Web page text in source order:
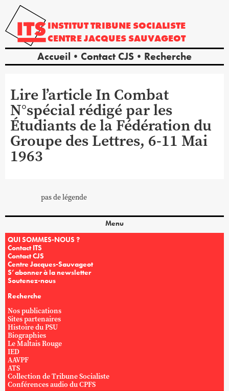
INSTITUTTRIBUNE SOCIALISTE
CENTREJACQUES SAUVAGEOT
Accueil Contact CJS Recherche
Lire l’article In Combat
N°spécial rédigé par les
Étudiants de la Fédération du
Groupe des Lettres, 6-11 Mai
1963
pas de légende
Menu
QUI SOMMES-NOUS ?
Contact ITS
Contact CJS
Centre Jacques-Sauvageot
S’abonner à la newsletter
Soutenez-nous
Recherche
Nos publications
Sites partenaires
Histoire du PSU
Biographies
Le Maltais Rouge
IED
AAVPF
ATS
Collection de Tribune Socialiste
Conférences audio du CPFS